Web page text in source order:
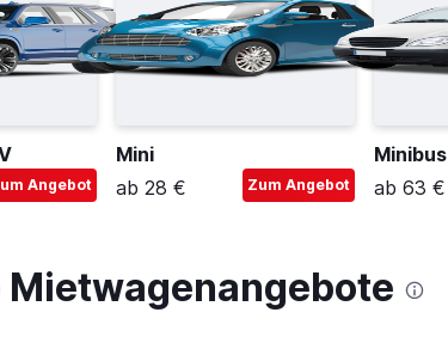
Angebot
Mini
ab 28 €
Zum Angebot
Minibus
ab 63 €